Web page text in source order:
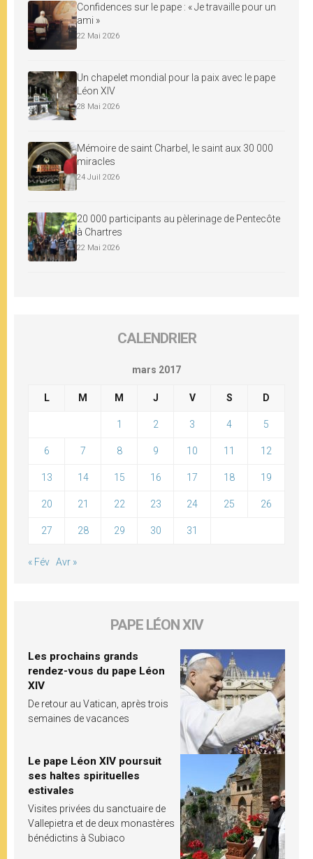
Confidences sur le pape : « Je travaille pour un
ami »
22 Mai 2026
Un chapelet mondial pour la paix avec le pape
Léon XIV
28 Mai 2026
Mémoire de saint Charbel, le saint aux 30 000
miracles
24 Juil 2026
20 000 participants au pèlerinage de Pentecôte
à Chartres
22 Mai 2026
CALENDRIER
mars 2017
L M M J V S D
1 2 3 4 5
6 7 8 9 10 11 12
13 14 15 16 17 18 19
20 21 22 23 24 25 26
27 28 29 30 31
« Fév Avr »
PAPE LÉON XIV
Les prochains grands
rendez-vous du pape Léon
XIV
De retour au Vatican, après trois
semaines de vacances
Le pape Léon XIV poursuit
ses haltes spirituelles
estivales
Visites privées du sanctuaire de
Vallepietra et de deux monastères
bénédictins à Subiaco